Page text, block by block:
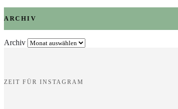
ARCHIV
Archiv
ZEIT FÜR INSTAGRAM